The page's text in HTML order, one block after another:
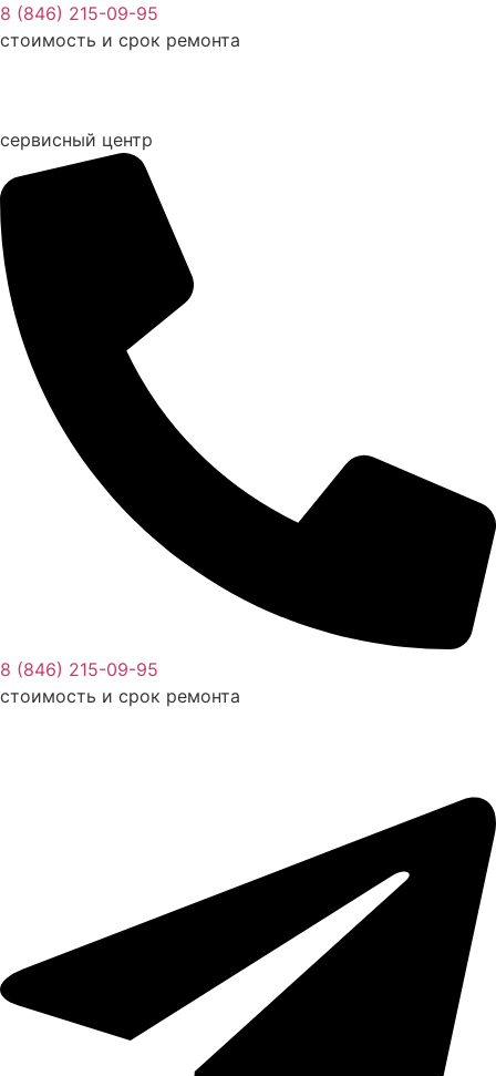
Перейти
к
8 (846) 215-09-95
стоимость и срок ремонта
сервисный центр
8 (846) 215-09-95
стоимость и срок ремонта